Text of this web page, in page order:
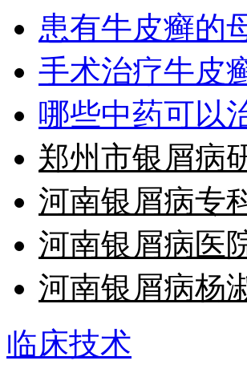
患有牛皮癣的
手术治疗牛皮
哪些中药可以
郑州市银屑病
河南银屑病专
河南银屑病医
河南银屑病杨
临床技术